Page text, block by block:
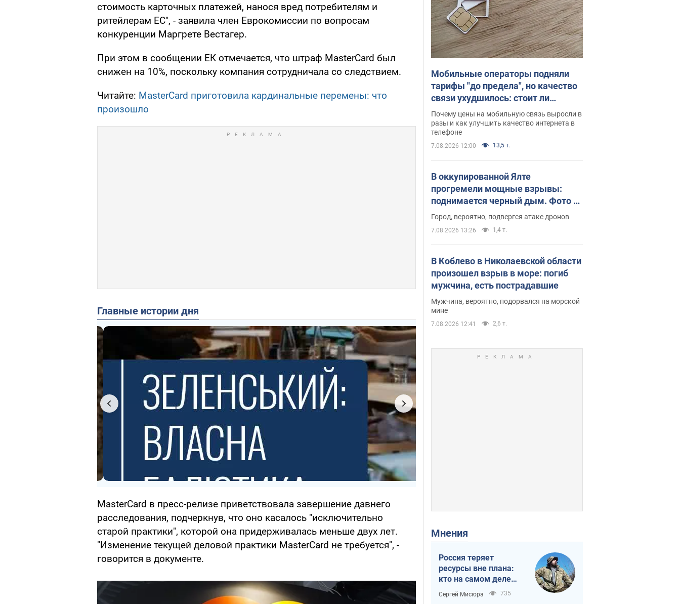
стоимость карточных платежей, нанося вред потребителям и
ритейлерам ЕС", - заявила член Еврокомиссии по вопросам
конкуренции Маргрете Вестагер.
При этом в сообщении ЕК отмечается, что штраф MasterCard был
снижен на 10%, поскольку компания сотрудничала со следствием.
Читайте: MasterCard приготовила кардинальные перемены: что
произошло
Главные истории дня
MasterCard в пресс-релизе приветствовала завершение давнего
расследования, подчеркнув, что оно касалось "исключительно
старой практики", которой она придерживалась меньше двух лет.
"Изменение текущей деловой практики MasterCard не требуется", -
говорится в документе.
Мобильные операторы подняли
тарифы "до предела", но качество
связи ухудшилось: стоит ли
жаловаться на цены
Почему цены на мобильную связь выросли в
разы и как улучшить качество интернета в
телефоне
7.08.2026 12:00 13,5 т.
В оккупированной Ялте
прогремели мощные взрывы:
поднимается черный дым. Фото и
видео
Город, вероятно, подвергся атаке дронов
7.08.2026 13:26 1,4 т.
В Коблево в Николаевской области
произошел взрыв в море: погиб
мужчина, есть пострадавшие
Мужчина, вероятно, подорвался на морской
мине
7.08.2026 12:41 2,6 т.
Мнения
Россия теряет
ресурсы вне плана:
кто на самом деле
диктует темп войны
Сергей Мисюра 735